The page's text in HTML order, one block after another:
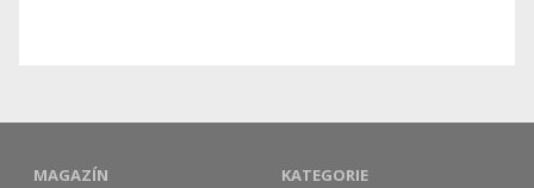
MAGAZÍN
KATEGORIE